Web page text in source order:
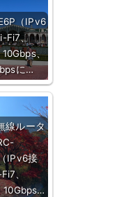
（IPv6
Fi7、
、
に…
線ルータ
IPv6接
、
10Gbps…